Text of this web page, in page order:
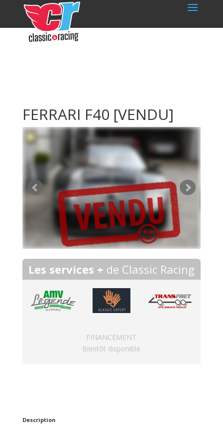
FERRARI F40 [VENDU]
Les services + de Classic Racing
FINANCEMENT
Bientôt disponible
Description